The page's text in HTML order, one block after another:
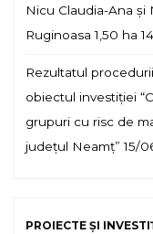
Nicu Claudia-Ana și
Ruginoasa 1,50 ha
Rezultatul
obiectul investiției
grupuri cu risc de
județul Neamț” 15/
PROIECTE ȘI